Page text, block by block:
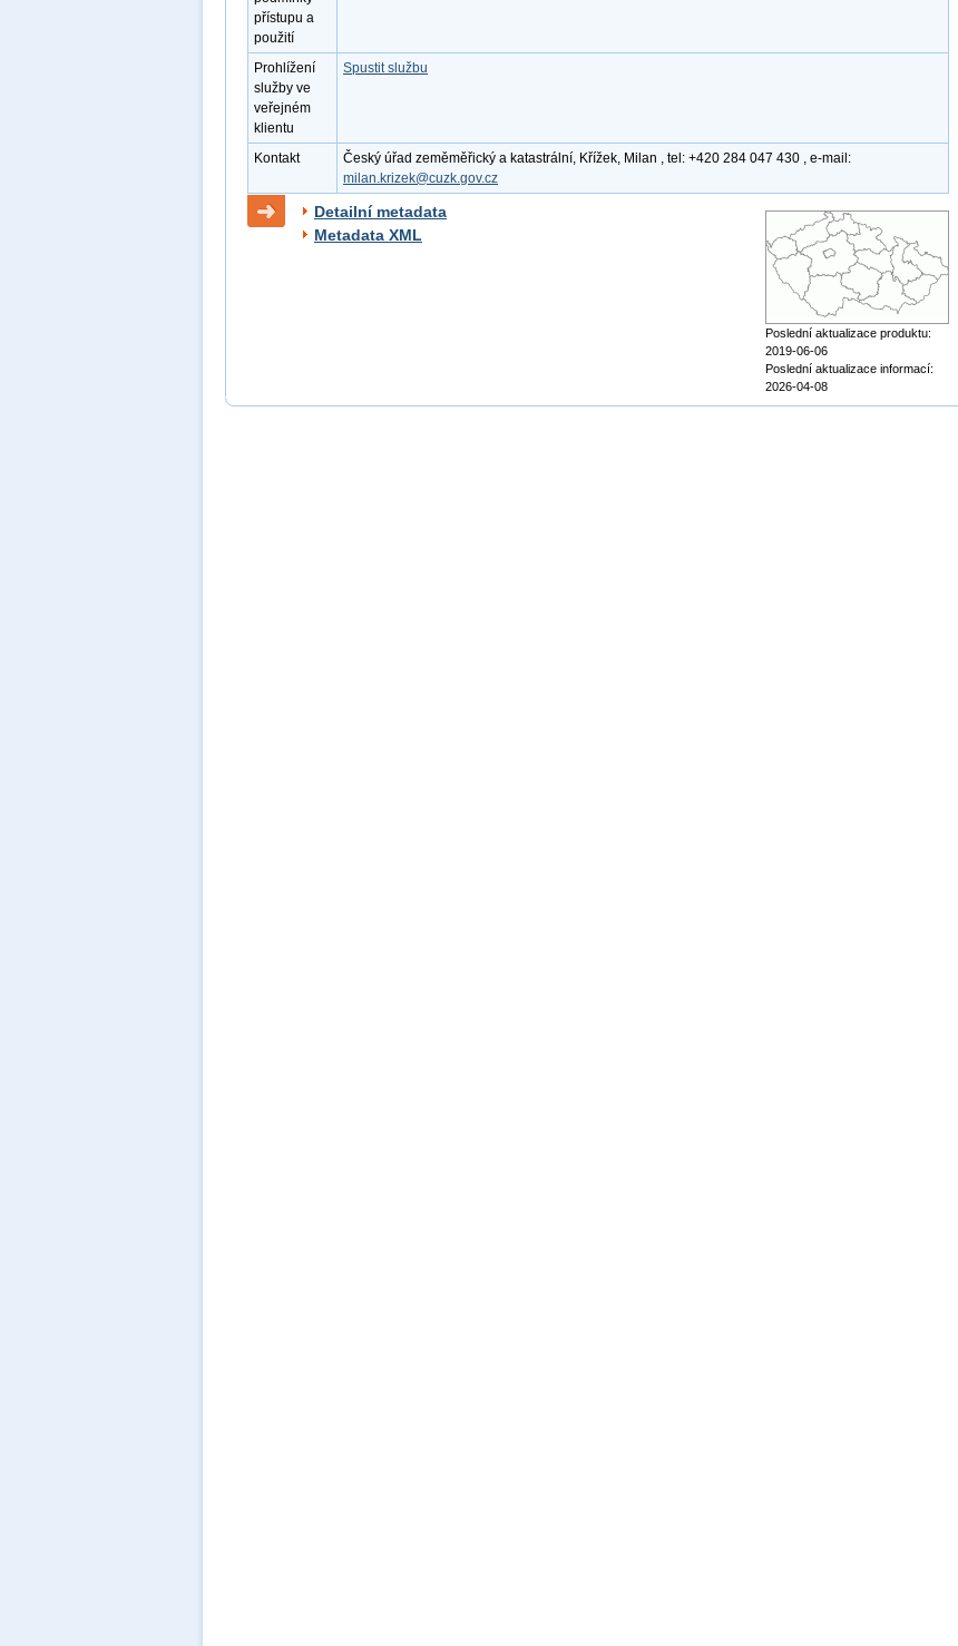
přístupu a
použití
Prohlížení
služby ve
veřejném
klientu
Spustit službu
Kontakt
Český úřad zeměměřický a katastrální, Křížek, Milan , tel: +420 284 047 430 , e-mail:
milan.krizek@cuzk.gov.cz
Detailní metadata
Metadata XML
Poslední aktualizace produktu:
2019-06-06
Poslední aktualizace informací:
2026-04-08